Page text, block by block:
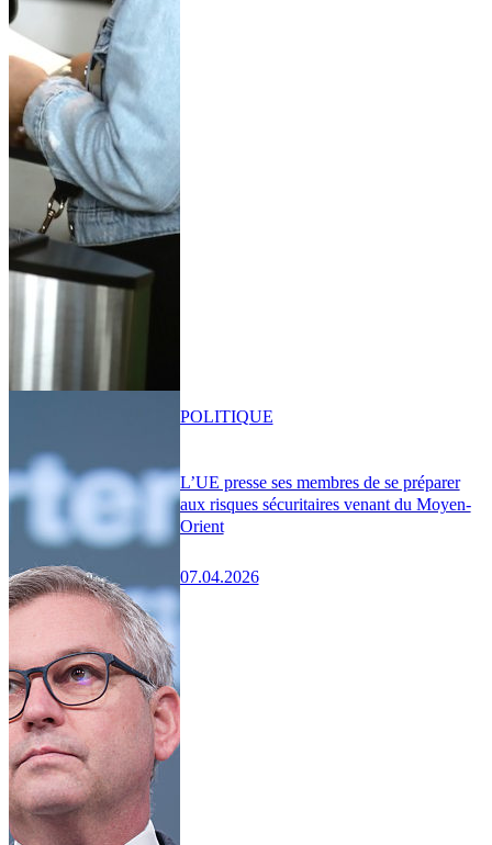
L’UE presse ses membres de se préparer
aux risques sécuritaires venant du Moyen-
Orient
07.04.2026
POLITIQUE